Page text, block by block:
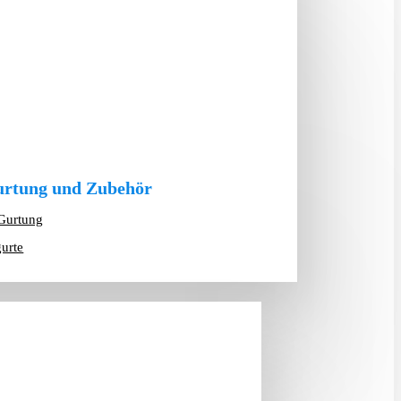
und Zubehör